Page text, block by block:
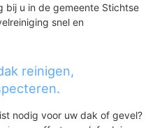
bij u in de gemeente Stichtse
snel en
reinigen,
nodig voor uw dak of gevel?